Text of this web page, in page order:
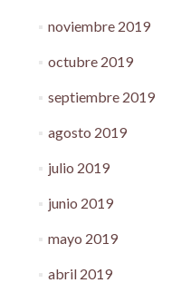
noviembre 2019
octubre 2019
septiembre 2019
agosto 2019
julio 2019
junio 2019
mayo 2019
abril 2019